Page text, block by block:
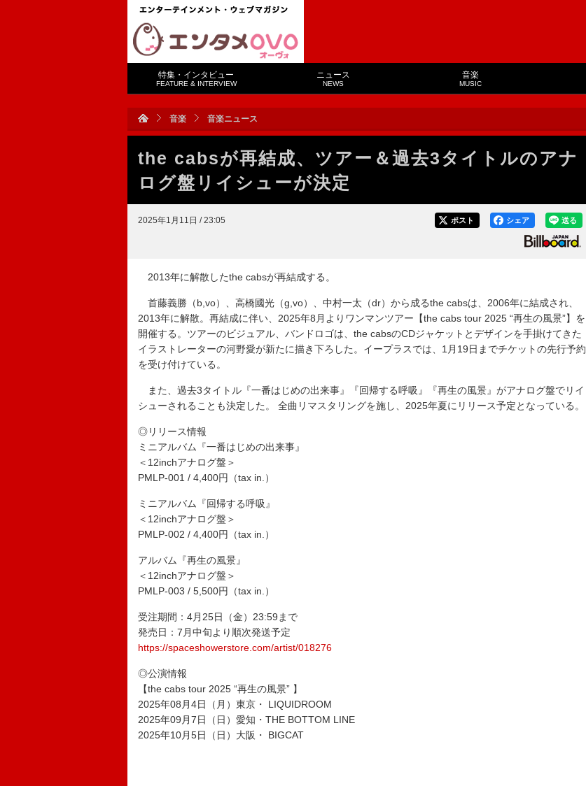
特集・インタビュー
FEATURE & INTERVIEW
ニュース
NEWS
音楽
MUSIC
音楽 音楽ニュース
the cabsが再結成、ツアー＆過去3タイトルのアナ
ログ盤リイシューが決定
2025年1月11日 / 23:05 送る
シェア
ポスト
2013年に解散したthe cabsが再結成する。
首藤義勝（b,vo）、高橋國光（g,vo）、中村一太（dr）から成るthe cabsは、2006年に結成され、
2013年に解散。再結成に伴い、2025年8月よりワンマンツアー【the cabs tour 2025 “再生の風景”】を
開催する。ツアーのビジュアル、バンドロゴは、the cabsのCDジャケットとデザインを手掛けてきた
イラストレーターの河野愛が新たに描き下ろした。イープラスでは、1月19日までチケットの先行予約
を受け付けている。
また、過去3タイトル『一番はじめの出来事』『回帰する呼吸』『再生の風景』がアナログ盤でリイ
シューされることも決定した。 全曲リマスタリングを施し、2025年夏にリリース予定となっている。
◎リリース情報
ミニアルバム『一番はじめの出来事』
＜12inchアナログ盤＞
PMLP-001 / 4,400円（tax in.）
ミニアルバム『回帰する呼吸』
＜12inchアナログ盤＞
PMLP-002 / 4,400円（tax in.）
アルバム『再生の風景』
＜12inchアナログ盤＞
PMLP-003 / 5,500円（tax in.）
受注期間：4月25日（金）23:59まで
発売日：7月中旬より順次発送予定
https://spaceshowerstore.com/artist/018276
◎公演情報
【the cabs tour 2025 “再生の風景” 】
2025年08月4日（月）東京・ LIQUIDROOM
2025年09月7日（日）愛知・THE BOTTOM LINE
2025年10月5日（日）大阪・ BIGCAT